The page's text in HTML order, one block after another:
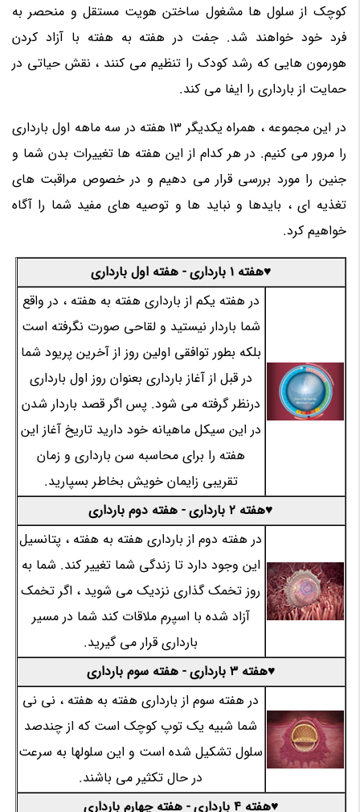
کوچک از سلول ها مشغول ساختن هویت مستقل و منحصر به
فرد خود خواهند شد. جفت در هفته به هفته با آزاد کردن
هورمون هایی که رشد کودک را تنظیم می کنند ، نقش حیاتی در
حمایت از بارداری را ایفا می کند.
در این مجموعه ، همراه یکدیگر 13 هفته در سه ماهه اول بارداری
را مرور می کنیم. در هر کدام از این هفته ها تغییرات بدن شما و
جنین را مورد بررسی قرار می دهیم و در خصوص مراقبت های
تغذیه ای ، بایدها و نباید ها و توصیه های مفید شما را آگاه
خواهیم کرد.
♥هفته 1 بارداری - هفته اول بارداری
در هفته یکم از بارداری هفته به هفته ، در واقع
شما باردار نیستید و لقاحی صورت نگرفته است
بلکه بطور توافقی اولین روز از آخرین پریود شما
در قبل از آغاز بارداری بعنوان روز اول بارداری
درنظر گرفته می شود. پس اگر قصد باردار شدن
در این سیکل ماهیانه خود دارید تاریخ آغاز این
هفته را برای محاسبه سن بارداری و زمان
تقریبی زایمان خویش بخاطر بسپارید.
♥هفته 2 بارداری - هفته دوم بارداری
در هفته دوم از بارداری هفته به هفته ، پتانسیل
این وجود دارد تا زندگی شما تغییر کند. شما به
روز تخمک گذاری نزدیک می شوید ، اگر تخمک
آزاد شده با اسپرم ملاقات کند شما در مسیر
بارداری قرار می گیرید.
♥هفته 3 بارداری - هفته سوم بارداری
در هفته سوم از بارداری هفته به هفته ، نی نی
شما شبیه یک توپ کوچک است که از چندصد
سلول تشکیل شده است و این سلولها به سرعت
در حال تکثیر می باشند.
♥هفته 4 بارداری - هفته چهارم بارداری